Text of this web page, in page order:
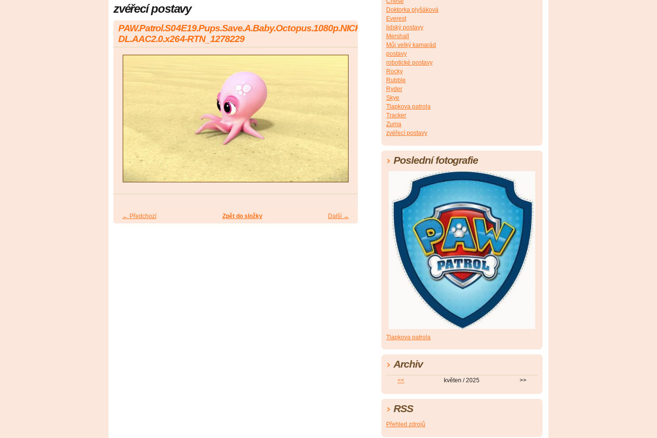
zvéřecí postavy
PAW.Patrol.S04E19.Pups.Save.A.Baby.Octopus.1080p.NICK.WEB-
DL.AAC2.0.x264-RTN_1278229
← Předchozí Další →
Zpět do složky
Doktorka plyšáková
Everest
lidský postavy
Mershall
Můj velký kamarád
postavy
robotické postavy
Rocky
Rubble
Ryder
Skye
Tlapkova patrola
Tracker
Zuma
zvéřecí postavy
Poslední fotografie
Tlapkova patrola
Archiv
<< květen / 2025 >>
RSS
Přehled zdrojů